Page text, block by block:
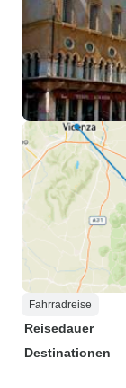
Fahrradreise
Reisedauer
Destinationen